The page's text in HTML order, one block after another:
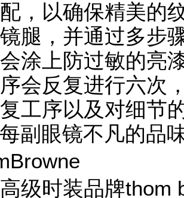
，以确保精美的
腿，并通过多步
涂上防过敏的亮
会反复进行六次
工序以及对细节
副眼镜不凡的品
时装品牌thom